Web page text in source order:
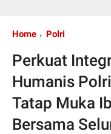
Home Polri
Perkuat
Humanis
Tatap Muka
Bersama